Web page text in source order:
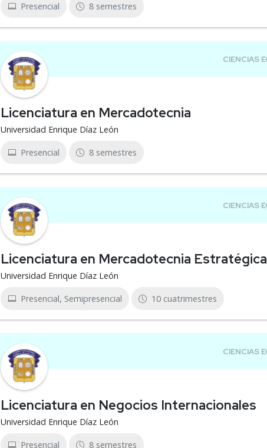
Presencial 8 semestres
Licenciatura en Mercadotecnia
Universidad Enrique Díaz León
Presencial 8 semestres
Licenciatura en Mercadotecnia Estratégica
Universidad Enrique Díaz León
Presencial, Semipresencial 10 cuatrimestres
Licenciatura en Negocios Internacionales
Universidad Enrique Díaz León
Presencial 8 semestres